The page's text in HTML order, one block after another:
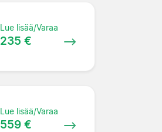
Lue lisää/Varaa
235 €
Lue lisää/Varaa
559 €